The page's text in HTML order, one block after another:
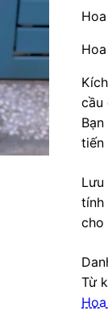
cầu
tiến
tính
cho
Từ